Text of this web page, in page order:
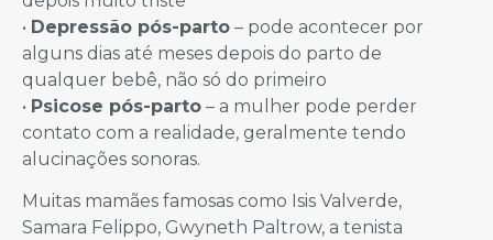
• Depressão pós-parto – pode acontecer por
alguns dias até meses depois do parto de
qualquer bebê, não só do primeiro
• Psicose pós-parto – a mulher pode perder
contato com a realidade, geralmente tendo
alucinações sonoras.
Muitas mamães famosas como Isis Valverde,
Samara Felippo, Gwyneth Paltrow, a tenista